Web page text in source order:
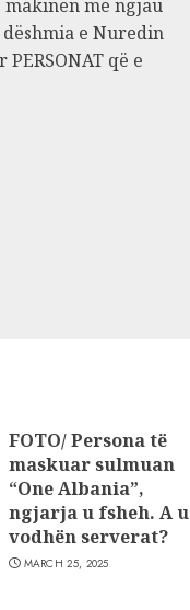
makinën më ngjau
dëshmia e Nuredin
që e
FOTO/ Persona të
maskuar sulmuan
“One Albania”,
ngjarja u fsheh. A u
vodhën serverat?
MARCH 25, 2025